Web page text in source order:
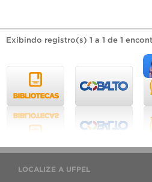
Exibindo registro(s) 1 a 1 de 1
LOCALIZE A UFPEL